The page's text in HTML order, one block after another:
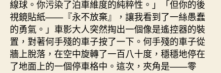
線球。你污染了泊車維度的純粹性。」「但你的後
視鏡貼紙——『永不放棄』，讓我看到了一絲愚蠢
的勇氣。」車影大人突然掏出一個像是遙控器的裝
置，對著何手殘的車子按了一下。何手殘的車子從
牆上脫落，在空中旋轉了一百八十度，穩穩地停在
了地面上的一個停車格中。這次，夾角是——零